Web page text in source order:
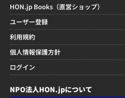
HON.jp Books（直営ショップ）
ユーザー登録
利用規約
個人情報保護方針
ログイン
NPO法人HON.jpについて